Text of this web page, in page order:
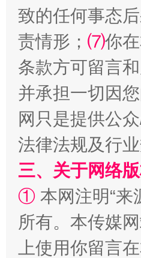
全民健身五年计划来了！
致的任何事态后
责情形； ⑺你
条款方可留言
并承担一切因
网只是提供公
法律法规及行
三、关于网络
① 本网注明“来
所有。本传媒
上使用你留言